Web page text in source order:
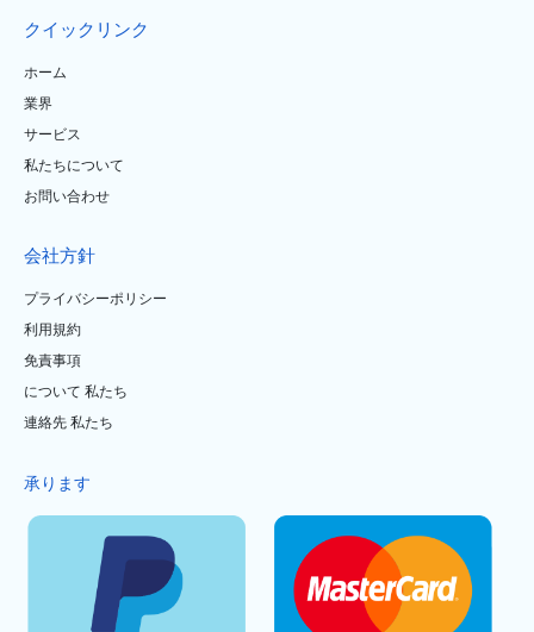
クイックリンク
ホーム
業界
サービス
私たちについて
お問い合わせ
会社方針
プライバシーポリシー
利用規約
免責事項
について 私たち
連絡先 私たち
承ります